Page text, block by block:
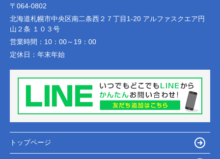
〒064-0802
北海道札幌市中央区南二条西２７丁目1-20 アルファスクエア円
山２条 １０３号
営業時間： 10：00～19：00
定休日： 年末年始
トップページ